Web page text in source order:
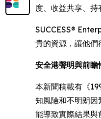
度、收益共享、
SUCCESS®
貴的資源，讓他們
安全港聲明與前瞻
本新聞稿載有《
知風險和不明朗
能導致實際結果